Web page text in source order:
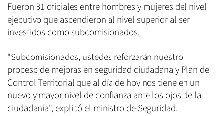
Fueron 31 oficiales entre hombres y mujeres del nivel
ejecutivo que ascendieron al nivel superior al ser
investidos como subcomisionados.
"Subcomisionados, ustedes reforzarán nuestro
proceso de mejoras en seguridad ciudadana y Plan de
Control Territorial que al día de hoy nos tiene en un
nuevo y mayor nivel de confianza ante los ojos de la
ciudadanía", explicó el ministro de Seguridad.